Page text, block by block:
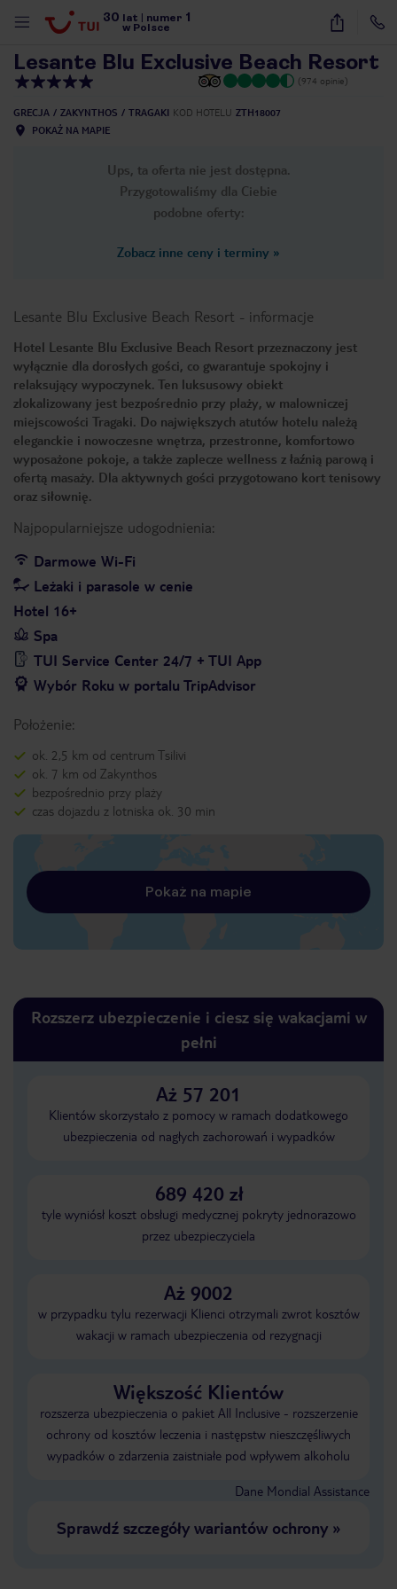
30 lat numer 1
w Polsce
30
Lesante Blu Exclusive Beach Resort
(974 opinie)
GRECJA ZAKYNTHOS TRAGAKI KOD HOTELU ZTH18007
POKAŻ NA MAPIE
Ups, ta oferta nie jest dostępna.
Przygotowaliśmy dla Ciebie
podobne oferty:
Zobacz inne ceny i terminy »
Lesante Blu Exclusive Beach Resort - informacje
Hotel Lesante Blu Exclusive Beach Resort przeznaczony jest
wyłącznie dla dorosłych gości, co gwarantuje spokojny i
relaksujący wypoczynek. Ten luksusowy obiekt
zlokalizowany jest bezpośrednio przy plaży, w malowniczej
miejscowości Tragaki. Do największych atutów hotelu należą
eleganckie i nowoczesne wnętrza, przestronne, komfortowo
wyposażone pokoje, a także zaplecze wellness z łaźnią parową i
ofertą masaży. Dla aktywnych gości przygotowano kort tenisowy
oraz siłownię.
Najpopularniejsze udogodnienia:
Darmowe Wi-Fi
Leżaki i parasole w cenie
Hotel 16+
Spa
TUI Service Center 24/7 + TUI App
Wybór Roku w portalu TripAdvisor
Położenie:
ok. 2,5 km od centrum Tsilivi
ok. 7 km od Zakynthos
bezpośrednio przy plaży
czas dojazdu z lotniska ok. 30 min
Pokaż na mapie
Rozszerz ubezpieczenie i ciesz się wakacjami w
pełni
Aż 57 201
Klientów skorzystało z pomocy w ramach dodatkowego
ubezpieczenia od nagłych zachorowań i wypadków
689 420 zł
tyle wyniósł koszt obsługi medycznej pokryty jednorazowo
przez ubezpieczyciela
Aż 9002
w przypadku tylu rezerwacji Klienci otrzymali zwrot kosztów
wakacji w ramach ubezpieczenia od rezygnacji
Większość Klientów
rozszerza ubezpieczenia o pakiet All Inclusive - rozszerzenie
ochrony od kosztów leczenia i następstw nieszczęśliwych
wypadków o zdarzenia zaistniałe pod wpływem alkoholu
Dane Mondial Assistance
Sprawdź szczegóły wariantów ochrony»